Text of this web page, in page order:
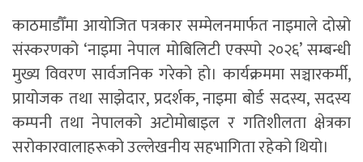
काठमाडौँमा आयोजित पत्रकार सम्मेलनमार्फत नाइमाले दोस्रो
संस्करणको ‘नाइमा नेपाल मोबिलिटी एक्स्पो २०२६’ सम्बन्धी
मुख्य विवरण सार्वजनिक गरेको हो। कार्यक्रममा सञ्चारकर्मी,
प्रायोजक तथा साझेदार, प्रदर्शक, नाइमा बोर्ड सदस्य, सदस्य
कम्पनी तथा नेपालको अटोमोबाइल र गतिशीलता क्षेत्रका
सरोकारवालाहरूको उल्लेखनीय सहभागिता रहेको थियो।